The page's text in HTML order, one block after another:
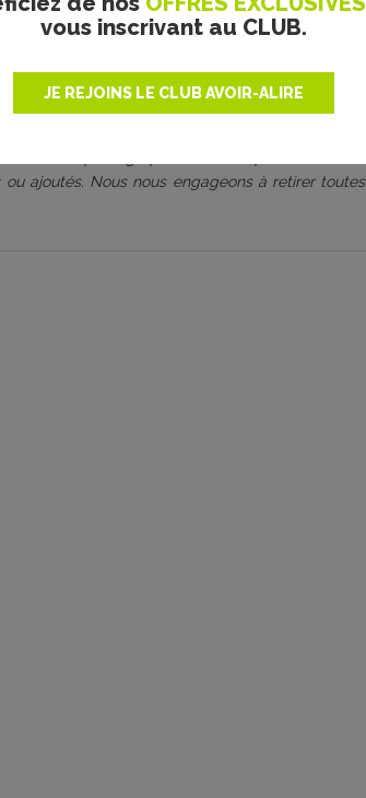
vous inscrivant au CLUB.
JE REJOINS LE CLUB AVOIR-ALIRE
engagé à être rigoureux sur ce point, dans le
valoriser. Les photos sont utilisées à des fins
Après plusieurs décennies d’existence, des
équipe de rédacteurs, mais aussi des droits
comptons sur la bienveillance et vigilance de
artiste, photographe. Ayez la gentillesse
certaines photographies ne sont pas ou ne sont
ajoutés. Nous nous engageons à retirer toutes